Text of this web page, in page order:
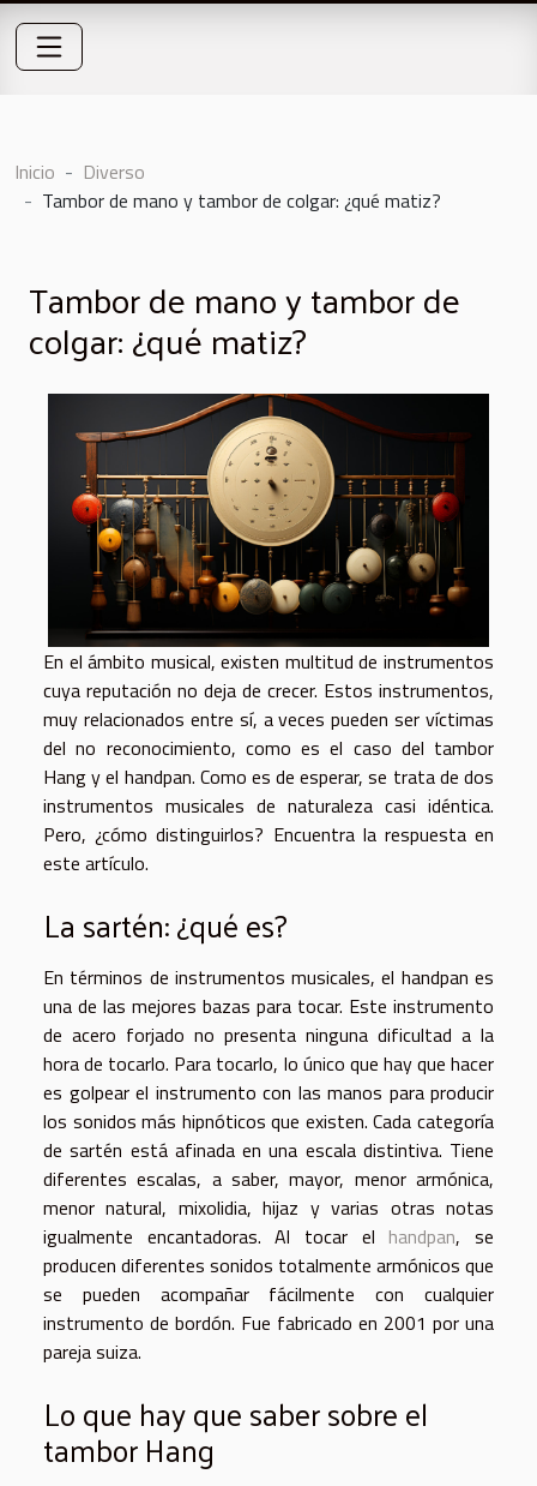
Inicio
Diverso
Tambor de mano y tambor de colgar: ¿qué matiz?
Tambor de mano y tambor de
colgar: ¿qué matiz?
En el ámbito musical, existen multitud de instrumentos
cuya reputación no deja de crecer. Estos instrumentos,
muy relacionados entre sí, a veces pueden ser víctimas
del no reconocimiento, como es el caso del tambor
Hang y el handpan. Como es de esperar, se trata de dos
instrumentos musicales de naturaleza casi idéntica.
Pero, ¿cómo distinguirlos? Encuentra la respuesta en
este artículo.
La sartén: ¿qué es?
En términos de instrumentos musicales, el handpan es
una de las mejores bazas para tocar. Este instrumento
de acero forjado no presenta ninguna dificultad a la
hora de tocarlo. Para tocarlo, lo único que hay que hacer
es golpear el instrumento con las manos para producir
los sonidos más hipnóticos que existen. Cada categoría
de sartén está afinada en una escala distintiva. Tiene
diferentes escalas, a saber, mayor, menor armónica,
menor natural, mixolidia, hijaz y varias otras notas
igualmente encantadoras. Al tocar el handpan, se
producen diferentes sonidos totalmente armónicos que
se pueden acompañar fácilmente con cualquier
instrumento de bordón. Fue fabricado en 2001 por una
pareja suiza.
Lo que hay que saber sobre el
tambor Hang